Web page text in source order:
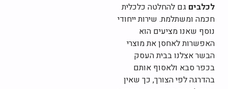
לכלבים גם להחלטה כלכלית
חכמה ומשתלמת. שירות ייחודי
נוסף שאנו מציעים הוא
האפשרות לאחסן את מוצרי
הבשר אצלנו בבית העסק
בכפר סבא ולאסוף אותם
בהדרגה לפי הצורך, כך שאין